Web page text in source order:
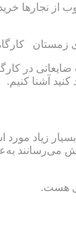
زمستان
در
آشنا ‌کنیم.
مورد
کیسه یک متری پوشان
هست.